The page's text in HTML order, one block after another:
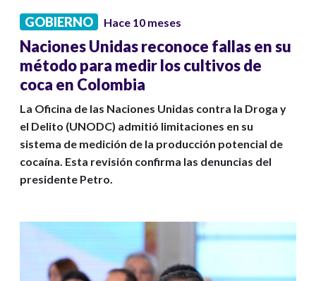
GOBIERNO Hace 10 meses
Naciones Unidas reconoce fallas en su
método para medir los cultivos de
coca en Colombia
La Oficina de las Naciones Unidas contra la Droga y
el Delito (UNODC) admitió limitaciones en su
sistema de medición de la producción potencial de
cocaína. Esta revisión confirma las denuncias del
presidente Petro.